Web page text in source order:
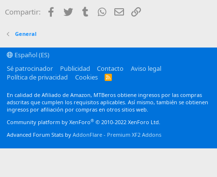
Trebuchet MS
Compartir: Facebook
Twitter TumblrWhatsApp
Email
General
Español (ES)
Sé patrocinador
Publicidad Contacto
Aviso legal
Política de privacidad
Cookies
R
En calidad de Afiliado de Amazon, MTBeros obtiene ingresos por las compras
adscritas que cumplen los requisitos aplicables. Así mismo, también se obtienen
ingresos por afiliación por compras en otros sitios web.
Community platform by XenForo® © 2010-2022 XenForo Ltd.
Advanced Forum Stats by AddonFlare - Premium XF2 Addons